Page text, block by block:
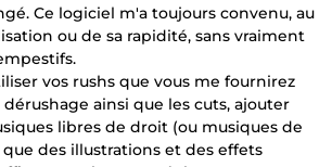
Ce logiciel m'a toujours convenu, au
ou de sa rapidité, sans vraiment
vos rushs que vous me fournirez
ainsi que les cuts, ajouter
libres de droit (ou musiques de
des illustrations et des effets